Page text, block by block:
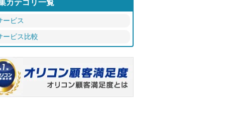
カテゴリ一覧
ービス
ービス比較